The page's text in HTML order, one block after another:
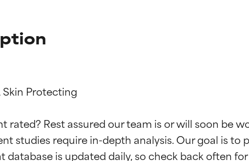
Protecting
rated? Rest assured our team is or will soon be
studies require in-depth analysis. Our goal is
Ratings af ingredienser
BEDST
Ratings af ingredienser
BEDST